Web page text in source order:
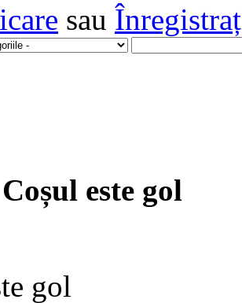
sau
este gol
gol